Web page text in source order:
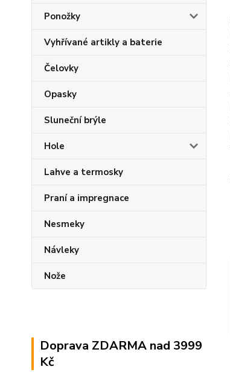
Ponožky
Vyhřívané artikly a baterie
Čelovky
Opasky
Sluneční brýle
Hole
Lahve a termosky
Praní a impregnace
Nesmeky
Návleky
Nože
Doprava ZDARMA nad 3999
Kč